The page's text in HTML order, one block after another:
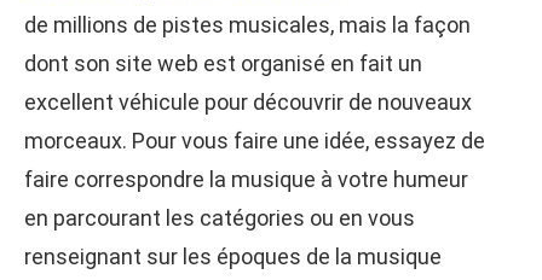
de millions de pistes musicales, mais la façon
dont son site web est organisé en fait un
excellent véhicule pour découvrir de nouveaux
morceaux. Pour vous faire une idée, essayez de
faire correspondre la musique à votre humeur
en parcourant les catégories ou en vous
renseignant sur les époques de la musique